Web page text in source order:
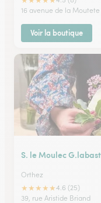
16 avenue de la Moutete
Voir la boutique
S. le Moulec
Orthez
★★★★★4.6 (25)
39, rue Aristide Briand